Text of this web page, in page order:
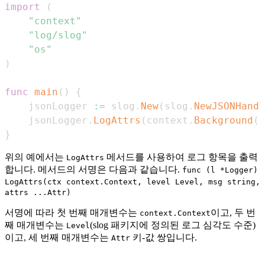
import
(
"context"
"log/slog"
"os"
)
func main ( )
{
	jsonLogger
:= slog . New( slog .
	jsonLogger
. LogAttrs ( context . Background (
}
위의 예에서는 LogAttrs 메서드를 사용하여 로그 항목을 출력
합니다. 메서드의 서명은 다음과 같습니다. func (l *Logger)
LogAttrs(ctx context.Context, level Level, msg string,
attrs ...Attr)
서명에 따라 첫 번째 매개변수는 context.Context이고, 두 번
째 매개변수는 Level (slog 패키지에 정의된 로그 심각도 수준)
이고, 세 번째 매개변수는 Attr 키-값 쌍입니다.